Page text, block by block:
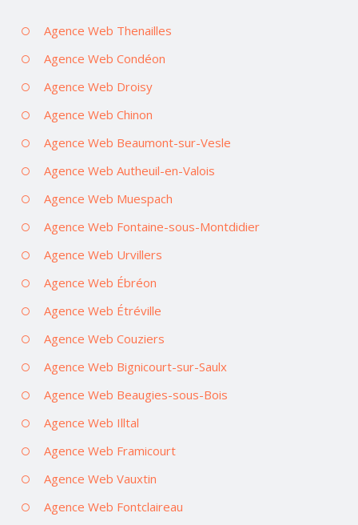
Agence Web Thenailles
Agence Web Condéon
Agence Web Droisy
Agence Web Chinon
Agence Web Beaumont-sur-Vesle
Agence Web Autheuil-en-Valois
Agence Web Muespach
Agence Web Fontaine-sous-Montdidier
Agence Web Urvillers
Agence Web Ébréon
Agence Web Étréville
Agence Web Couziers
Agence Web Bignicourt-sur-Saulx
Agence Web Beaugies-sous-Bois
Agence Web Illtal
Agence Web Framicourt
Agence Web Vauxtin
Agence Web Fontclaireau